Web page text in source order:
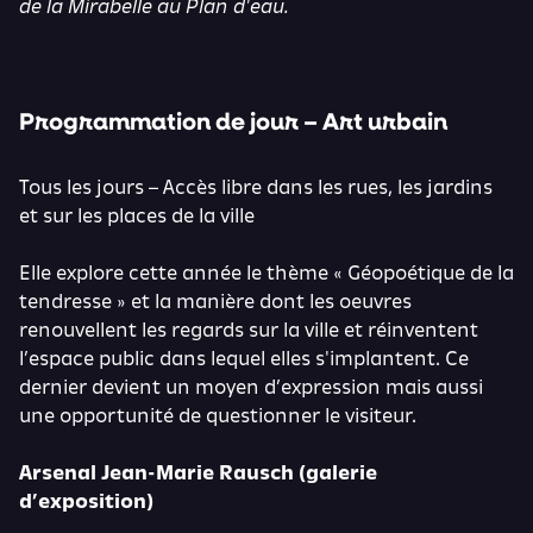
de la Mirabelle au Plan d'eau.
Programmation de jour – Art urbain
Tous les jours – Accès libre dans les rues, les jardins
et sur les places de la ville
Elle explore cette année le thème « Géopoétique de la
tendresse » et la manière dont les oeuvres
renouvellent les regards sur la ville et réinventent
l’espace public dans lequel elles s'implantent. Ce
dernier devient un moyen d’expression mais aussi
une opportunité de questionner le visiteur.
Arsenal Jean-Marie Rausch (galerie
d’exposition)